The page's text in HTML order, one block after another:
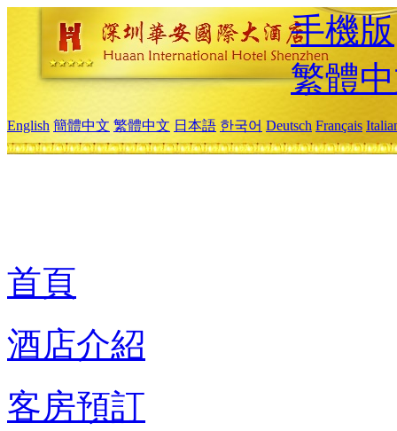
手機版
繁體
English 簡體中文 繁體中文 日本語 한국어 Deutsch Français
首頁
酒店介紹
客房預訂